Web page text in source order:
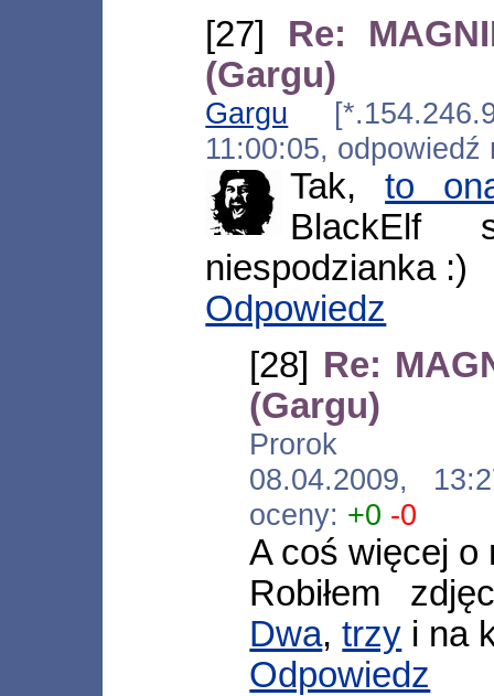
[27] Re:
(Gargu)
Gargu
11:00:05,
Tak,to
niespodzianka :)
Odpowiedz
[28] Re:
(Gargu)
Prorok
08.04.2009,
oceny: +0 -0
A coś więcej o
Robiłem
Dwa,trzy i na
Odpowiedz